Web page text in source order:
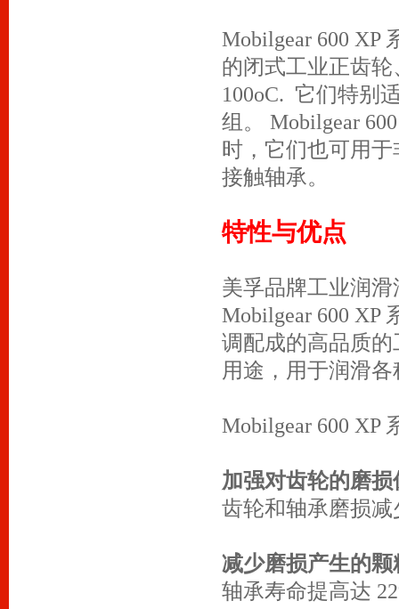
Mobilgear 600 XP
的闭式工业正齿
100oC. 它们特别
组。 Mobilgear
时，它们也可用
接触轴承。
特性与优点
美孚品牌工业润
Mobilgear 600 XP
调配成的高品质
用途，用于润滑
Mobilgear 600 XP
加强对齿轮的磨
齿轮和轴承磨损
减少磨损产生的
轴承寿命提高达